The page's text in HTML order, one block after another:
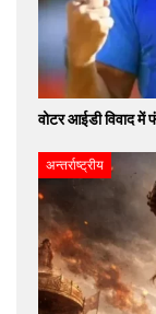
वोटर आईडी विवाद
अन्तर्राष्ट्रीय